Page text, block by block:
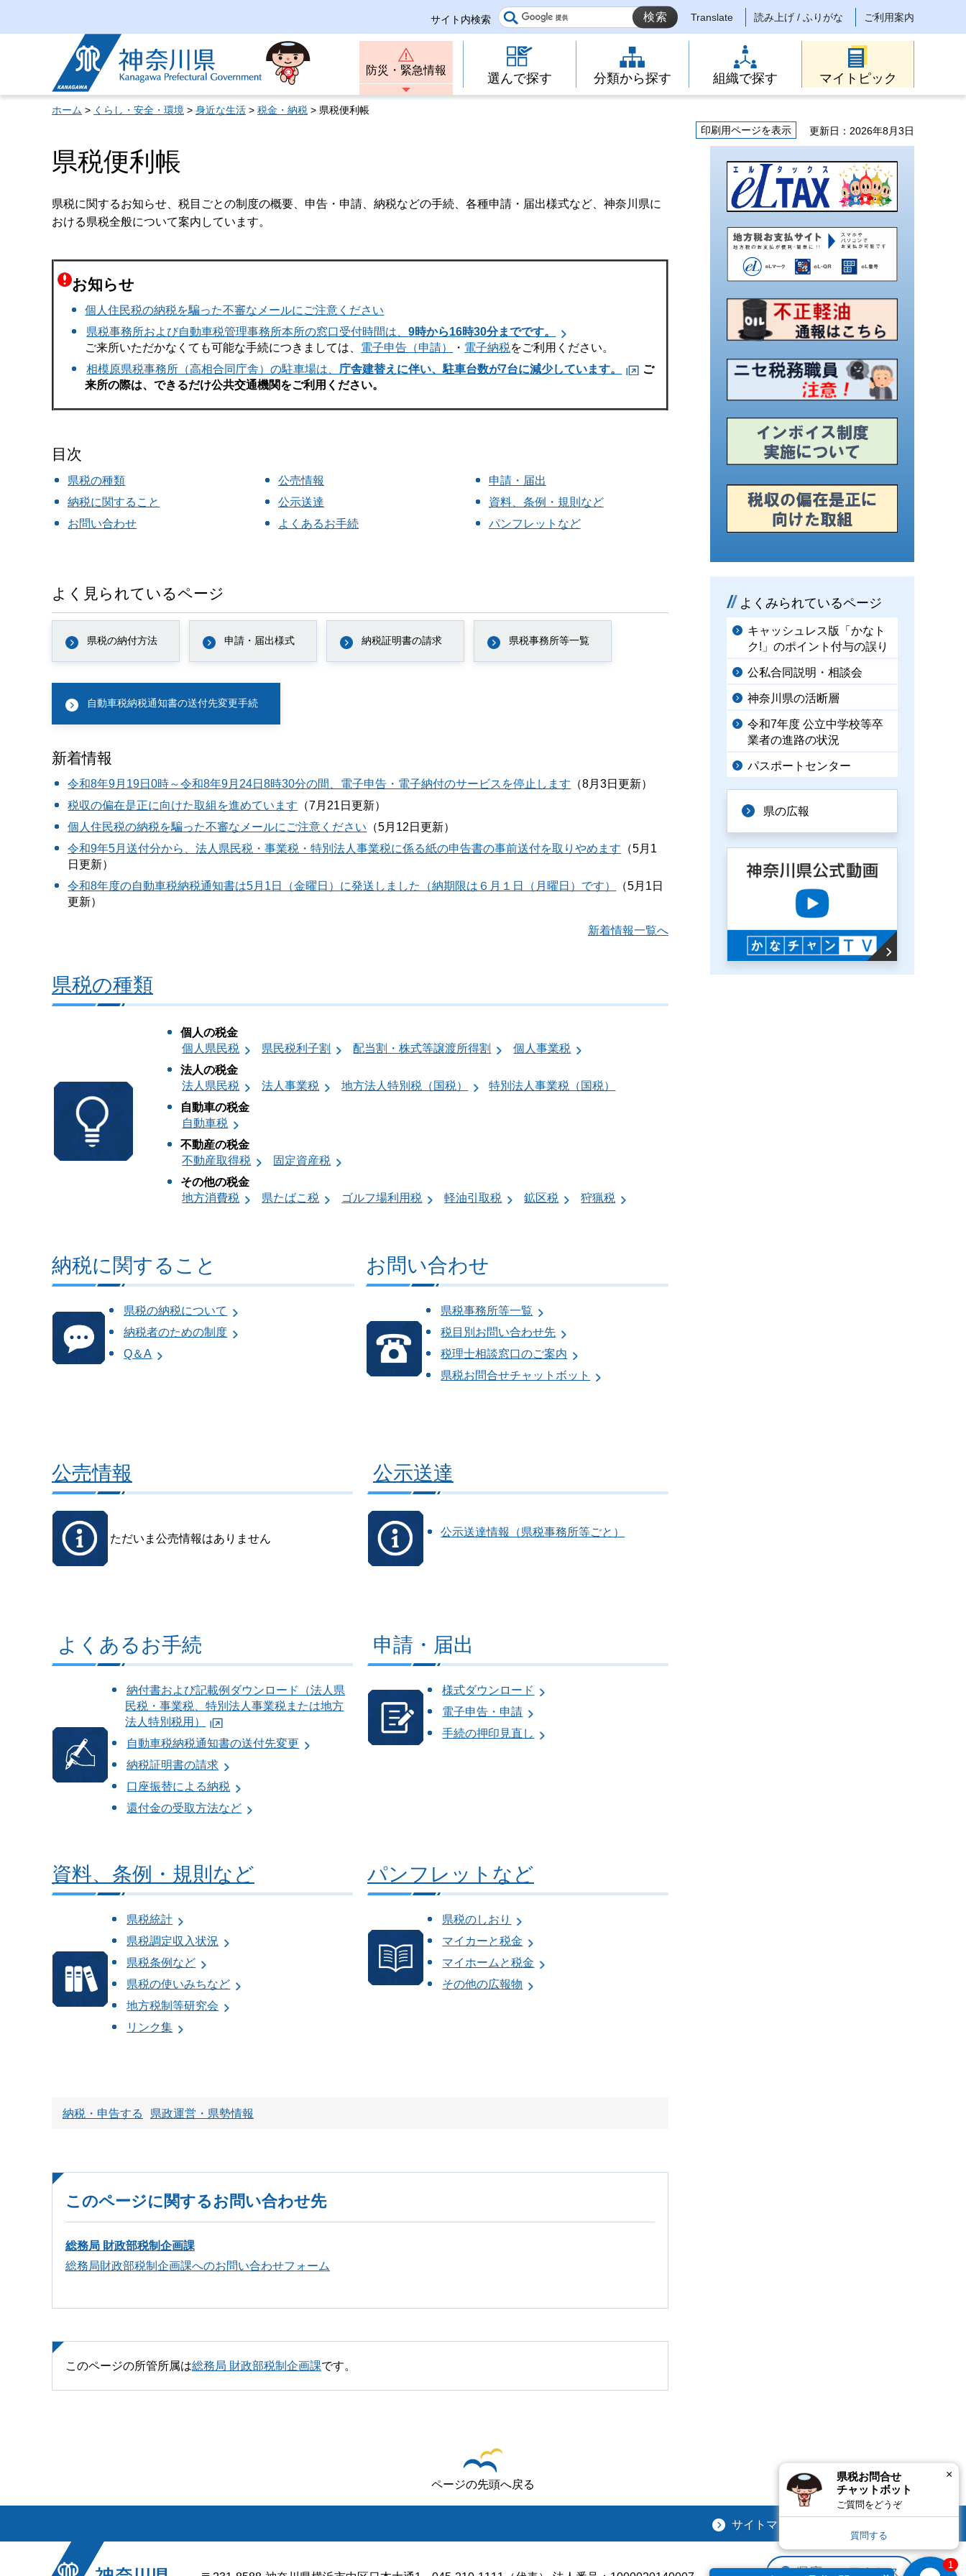
サイト内検索 Translate 読み上げ / ふりがな ご利用案内
神奈川県
防災・緊急情報
選んで探す 分類から探す 組織で探す マイトピック
ホーム > くらし・安全・環境 > 身近な生活 > 税金・納税 > 県税便利帳
印刷用ページを表示
更新日：2026年8月3日
県税便利帳
県税に関するお知らせ、税目ごとの制度の概要、申告・申請、納税などの手続、各種申請・届出様式など、神奈川県に
おける県税全般について案内しています。
お知らせ
個人住民税の納税を騙った不審なメールにご注意ください
県税事務所および自動車税管理事務所本所の窓口受付時間は、9時から16時30分までです。
ご来所いただかなくても可能な手続につきましては、 電子申告（申請） ・ 電子納税をご利用ください。
相模原県税事務所（高相合同庁舎）の駐車場は、 庁舎建替えに伴い、駐車台数が7台に減少しています。
ご
来所の際は、できるだけ公共交通機関をご利用ください。
目次
県税の種類
納税に関すること
お問い合わせ
公売情報
公示送達
よくあるお手続
申請・届出
資料、条例・規則など
パンフレットなど
よく見られているページ
県税の納付方法 申請・届出様式 納税証明書の請求 県税事務所等一覧
自動車税納税通知書の送付先変更手続
新着情報
令和8年9月19日0時～令和8年9月24日8時30分の間、電子申告・電子納付のサービスを停止します （8月3日更新）
税収の偏在是正に向けた取組を進めています （7月21日更新）
個人住民税の納税を騙った不審なメールにご注意ください （5月12日更新）
令和9年5月送付分から、法人県民税・事業税・特別法人事業税に係る紙の申告書の事前送付を取りやめます （5月1
日更新）
令和8年度の自動車税納税通知書は5月1日（金曜日）に発送しました（納期限は６月１日（月曜日）です）
（5月1日
更新）
新着情報一覧へ
県税の種類
個人の税金
個人県民税
県民税利子割 配当割・株式等譲渡所得割
個人事業税
法人の税金
法人県民税
法人事業税 地方法人特別税（国税）
特別法人事業税（国税）
自動車の税金
自動車税
不動産の税金
不動産取得税
固定資産税
その他の税金
地方消費税
県たばこ税 ゴルフ場利用税 軽油引取税 鉱区税 狩猟税
納税に関すること
県税の納税について
納税者のための制度
Q＆A
お問い合わせ
県税事務所等一覧
税目別お問い合わせ先
税理士相談窓口のご案内
県税お問合せチャットボット
公売情報
ただいま公売情報はありません
公示送達
公示送達情報（県税事務所等ごと）
よくあるお手続
納付書および記載例ダウンロード（法人県
民税・事業税、特別法人事業税または地方
法人特別税用）
自動車税納税通知書の送付先変更
納税証明書の請求
口座振替による納税
還付金の受取方法など
申請・届出
様式ダウンロード
電子申告・申請
手続の押印見直し
資料、条例・規則など
県税統計
県税調定収入状況
県税条例など
県税の使いみちなど
地方税制等研究会
リンク集
パンフレットなど
県税のしおり
マイカーと税金
マイホームと税金
その他の広報物
納税・申告する 県政運営・県勢情報
このページに関するお問い合わせ先
総務局 財政部税制企画課
総務局財政部税制企画課へのお問い合わせフォーム
このページの所管所属は総務局 財政部税制企画課です。
よくみられているページ
キャッシュレス版「かなト
ク!」のポイント付与の誤り
公私合同説明・相談会
神奈川県の活断層
令和7年度 公立中学校等卒
業者の進路の状況
パスポートセンター
県の広報
ページの先頭へ戻る
サイトマップ
県庁へのアクセス
県税お問合せ
チャットボット
ご質問をどうぞ
質問する
×
1